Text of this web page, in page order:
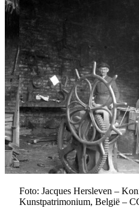
Foto: Jacques Hersleven –
Kunstpatrimonium, België –